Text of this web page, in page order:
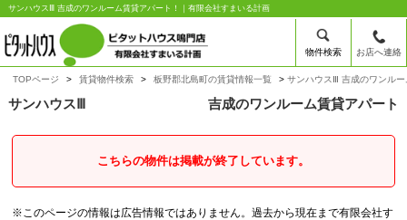
物件検索 お店へ連絡
サンハウスⅢ 吉成のワンルーム賃貸アパート！｜有限会社すまいる計画
TOPページ 賃貸物件検索 板野郡北島町の賃貸情報一覧 サンハウスⅢ 吉成のワンル
サンハウスⅢ 吉成のワンルーム賃貸アパート
こちらの物件は掲載が終了しています。
※このページの情報は広告情報ではありません。過去から現在まで有限会社す